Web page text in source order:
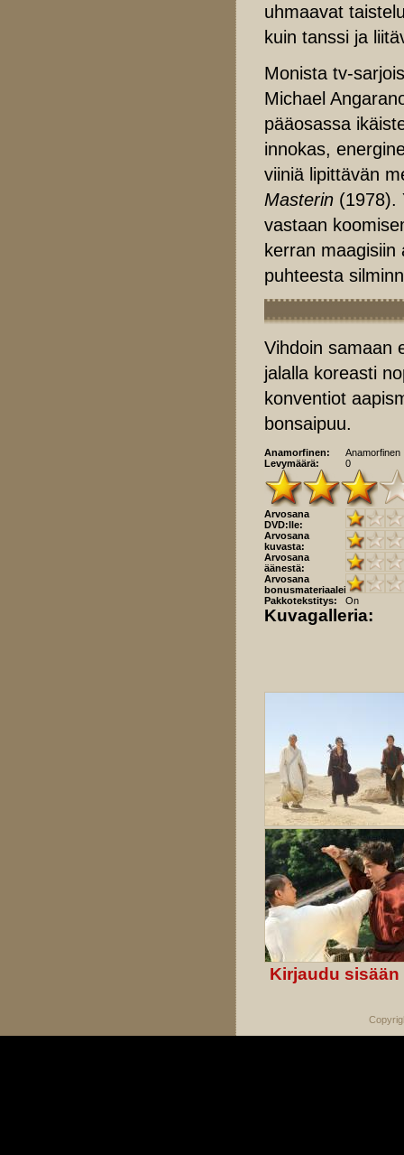
uhmaavat
kuin tanssi ja
Monista tv-
Michael
pääosassa
innokas,
viiniä lipittävän
Masterin (1978).
vastaan
kerran maagisiin
puhteesta
Vihdoin samaan
jalalla koreasti
konventiot
bonsaipuu.
Anamorfinen:
Anamorfinen
Levymäärä:
0
Arvosana
DVD:lle:
Arvosana
kuvasta:
Arvosana
äänestä:
Arvosana
bonusmateriaaleista:
Pakkotekstitys:
On
Kuvagalleria:
Kirjaudu sisään